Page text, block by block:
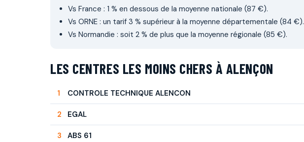
Vs France : 1 % en dessous de la moyenne nationale (87 €).
Vs ORNE : un tarif 3 % supérieur à la moyenne départementale (84 €).
Vs Normandie : soit 2 % de plus que la moyenne régionale (85 €).
LES CENTRES LES MOINS CHERS À ALENÇON
CONTROLE TECHNIQUE ALENCON
EGAL
ABS 61